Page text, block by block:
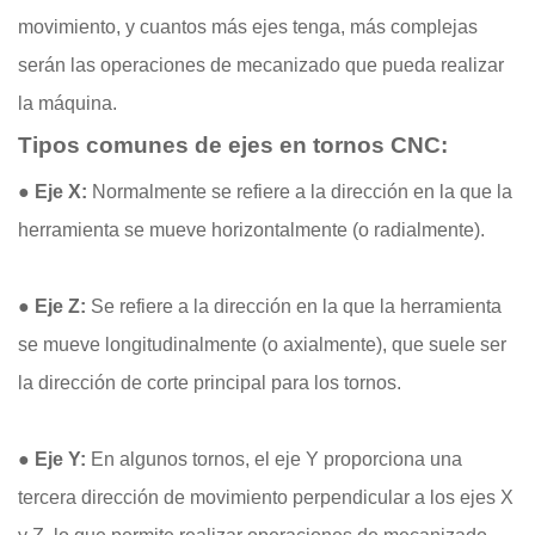
movimiento, y cuantos más ejes tenga, más complejas
serán las operaciones de mecanizado que pueda realizar
la máquina.
Tipos comunes de ejes en tornos CNC:
● Eje X: Normalmente se refiere a la dirección en la que la
herramienta se mueve horizontalmente (o radialmente).
● Eje Z: Se refiere a la dirección en la que la herramienta
se mueve longitudinalmente (o axialmente), que suele ser
la dirección de corte principal para los tornos.
● Eje Y: En algunos tornos, el eje Y proporciona una
tercera dirección de movimiento perpendicular a los ejes X